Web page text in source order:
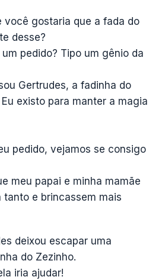
gostaria que a fada do
desse?
pedido? Tipo um gênio da
Gertrudes, a fadinha do
existo para manter a magia
pedido, vejamos se consigo
meu papai e minha mamãe
tanto e brincassem mais
deixou escapar uma
do Zezinho.
iria ajudar!